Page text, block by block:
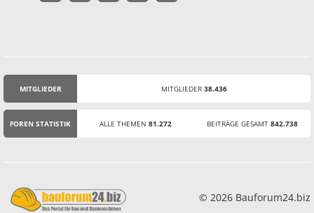
MITGLIEDER MITGLIEDER 38.436
FOREN STATISTIK ALLE THEMEN 81.272 BEITRÄGE GESAMT 842.738
© 2026 Bauforum24.biz